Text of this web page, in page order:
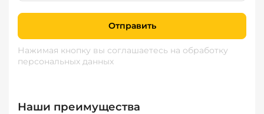
Отправить
Нажимая кнопку вы соглашаетесь на обработку
персональных данных
Наши преимущества